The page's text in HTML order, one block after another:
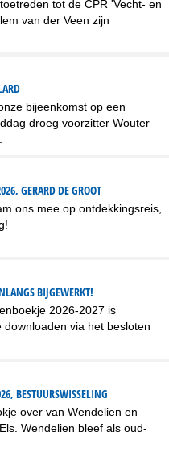
tot de CPR 'Vecht- en
van der Veen zijn
bijeenkomst op een
droeg voorzitter Wouter
GERARD DE GROOT
ons mee op ontdekkingsreis,
BIJGEWERKT!
2026-2027 is
downloaden via het besloten
BESTUURSWISSELING
over van Wendelien en
Wendelien bleef als oud-